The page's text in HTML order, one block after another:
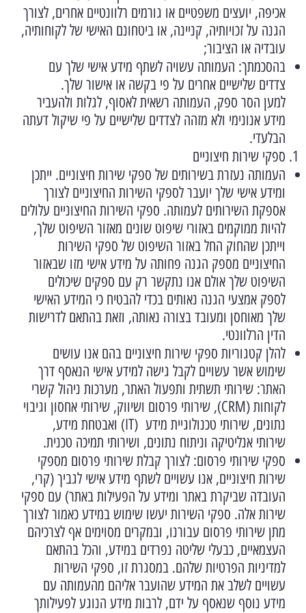
אכיפה, יועצים משפטיים או גורמים רלוונטיים אחרים, לצורך
הגנה על זכויותיה, קניינה, או ביטחונם האישי של לקוחותיה,
עובדיה או הציבור;
בהסכמתך: העמותה עשויה לשתף מידע אישי שלך עם
צדדים שלישיים אחרים על פי בקשה או אישור שלך.
למען הסר ספק, העמותה רשאית לאסוף, לגלות ולהעביר
מידע אנונימי ולא מזהה לצדדים שלישיים על פי שיקול דעתה
הבלעדי.
ספקי שירות חיצוניים
העמותה נעזרת בשירותים של ספקי שירות חיצוניים. ייתכן
ומידע אישי שלך יועבר לספקי השירות החיצוניים לצורך
אספקת השירותים לעמותה. ספקי השירות החיצוניים עלולים
להיות ממוקמים באזורי שיפוט שונים מאזור השיפוט שלך,
וייתכן שהחוק החל באזור השיפוט של ספקי השירות
החיצוניים מספק הגנה פחותה על מידע אישי מזו שבאזור
השיפוט שלך אולם אנו נתקשר רק עם ספקים שיכולים
לספק אמצעי הגנה נאותים בכדי להבטיח כי המידע האישי
שלך מאוחסן ומעובד בצורה נאותה, וזאת בהתאם לדרישות
הדין הרלוונטי.
להלן קטגוריות ספקי שירות חיצוניים בהם אנו עושים
שימוש אשר עשויים לקבל גישה למידע אישי הנאסף דרך
האתר: שירותי תשתית ותפעול האתר, מערכות ניהול קשרי
לקוחות (CRM), שירותי פרסום ושיווק, שירותי אחסון וגיבוי
נתונים, שירותי טכנולוגיית מידע (IT) ואבטחת מידע,
שירותי אנליטיקה וניתוח נתונים, ושירותי תמיכה טכנית.
ספקי שירותי פרסום: לצורך קבלת שירותי פרסום מספקי
שירות חיצוניים, אנו עשויים לשתף מידע אישי לגביך (קרי,
העובדה שביקרת באתר ומידע על הפעילות באתר) עם ספקי
שירות אלה. ספקי השירות יעשו שימוש במידע כאמור לצורך
מתן שירותי פרסום עבורנו, ובמקרים מסוימים אף לצרכיהם
העצמאיים, כבעלי שליטה נפרדים במידע, והכל בהתאם
למדיניות הפרטיות שלהם. במסגרת זו, ספקי השירות
עשויים לשלב את המידע שהועבר אליהם מהעמותה עם
מידע נוסף שנאסף על ידם, לרבות מידע הנוגע לפעילותך